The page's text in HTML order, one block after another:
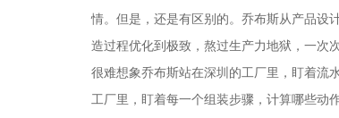
情。但是，还是有区别的。乔布斯从产品设
造过程优化到极致，熬过生产力地狱，一次
很难想象乔布斯站在深圳的工厂里，盯着流
工厂里，盯着每一个组装步骤，计算哪些动